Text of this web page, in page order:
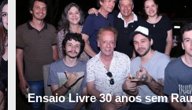
Ensaio Livre 30 anos sem